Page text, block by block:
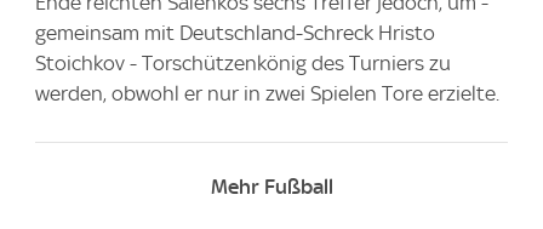
gemeinsam mit Deutschland-Schreck Hristo
Stoichkov - Torschützenkönig des Turniers zu
werden, obwohl er nur in zwei Spielen Tore erzielte.
Mehr Fußball